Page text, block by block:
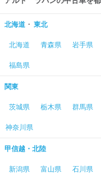
北海道 ・ 東北
北海道 青森県 岩手県
福島県
関東
茨城県 栃木県 群馬県
神奈川県
甲信越・北陸
新潟県 富山県 石川県